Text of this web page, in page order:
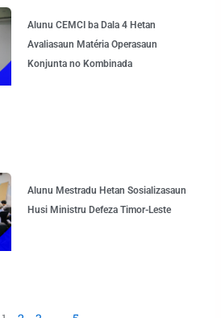
Alunu CEMCI ba Dala 4 Hetan
Avaliasaun Matéria Operasaun
Konjunta no Kombinada
Alunu Mestradu Hetan Sosializasaun
Husi Ministru Defeza Timor-Leste